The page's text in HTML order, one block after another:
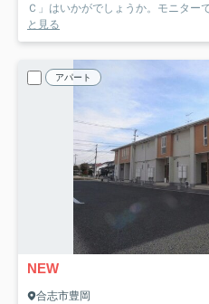
Ｃ」はいかがでしょうか。モニター
と見る
アパート
NEW
合志市豊岡